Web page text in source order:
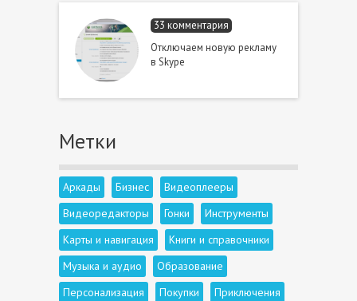
33 комментария
Отключаем новую рекламу
в Skype
Метки
Аркады Бизнес
Видеоплееры
Видеоредакторы
Гонки
Инструменты
Карты и навигация
Книги и справочники
Музыка и аудио
Образование
Персонализация
Покупки
Приключения